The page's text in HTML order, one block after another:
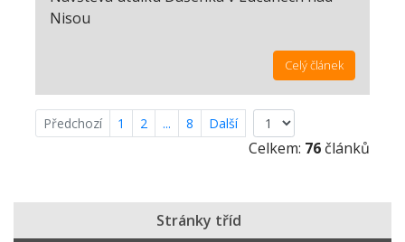
Nisou
Celý článek
Předchozí 1 2 ... 8 Další
Celkem: 76 článků
Stránky tříd